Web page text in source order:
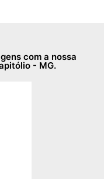
com a nossa
- MG.